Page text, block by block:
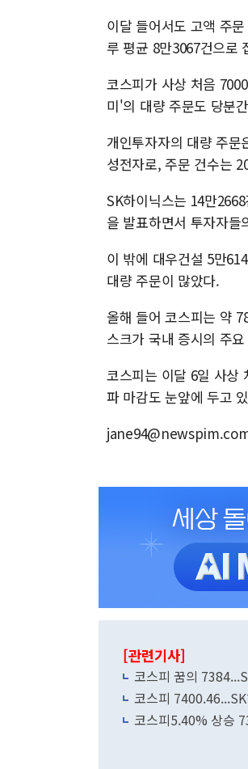
이달 들어서도 고액 주
루 평균 8만3067건으로
코스피가 사상 처음
미'의 대량 주문도 당분
개인투자자의 대량 주
성전자로, 주문 건수는
SK하이닉스는 14만
을 발표하면서 투자자
이 밖에 대우건설 5만
대량 주문이 많았다.
올해 들어 코스피는 약
스크가 국내 증시의 주
코스피는 이달 6일 사상
파 마감도 눈앞에 두고
[관련기사]
코스피
코스피5.40% 상승